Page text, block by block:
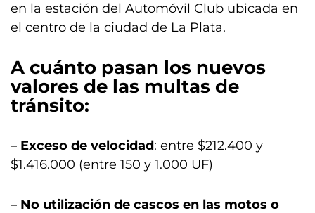
en la estación del Automóvil Club ubicada en
el centro de la ciudad de La Plata.
A cuánto pasan los nuevos
valores de las multas de
tránsito:
– Exceso de velocidad: entre $212.400 y
$1.416.000 (entre 150 y 1.000 UF)
– No utilización de cascos en las motos o